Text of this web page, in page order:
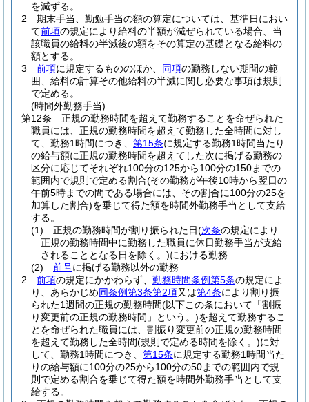
を減ずる。
2
期末手当、勤勉手当の額の算定については、基準日におい
て前項の規定により給料の半額が減ぜられている場合、当
該職員の給料の半減後の額をその算定の基礎となる給料の
額とする。
3
前項に規定するもののほか、 同項の勤務しない期間の範
囲、給料の計算その他給料の半減に関し必要な事項は規則
で定める。
(時間外勤務手当)
第12条
正規の勤務時間を超えて勤務することを命ぜられた
職員には、正規の勤務時間を超えて勤務した全時間に対し
て、勤務1時間につき、 第15条に規定する勤務1時間当たり
の給与額に正規の勤務時間を超えてした次に掲げる勤務の
区分に応じてそれぞれ100分の125から100分の150までの
範囲内で規則で定める割合(その勤務が午後10時から翌日の
午前5時までの間である場合には、その割合に100分の25を
加算した割合)を乗じて得た額を時間外勤務手当として支給
する。
(1)
正規の勤務時間が割り振られた日(次条の規定により
正規の勤務時間中に勤務した職員に休日勤務手当が支給
されることとなる日を除く。)における勤務
(2)
前号に掲げる勤務以外の勤務
2
前項の規定にかかわらず、 勤務時間条例第5条の規定によ
り、あらかじめ同条例第3条第2項又は第4条により割り振
られた1週間の正規の勤務時間(以下この条において「割振
り変更前の正規の勤務時間」という。)を超えて勤務するこ
とを命ぜられた職員には、割振り変更前の正規の勤務時間
を超えて勤務した全時間(規則で定める時間を除く。)に対
して、勤務1時間につき、 第15条に規定する勤務1時間当た
りの給与額に100分の25から100分の50までの範囲内で規
則で定める割合を乗じて得た額を時間外勤務手当として支
給する。